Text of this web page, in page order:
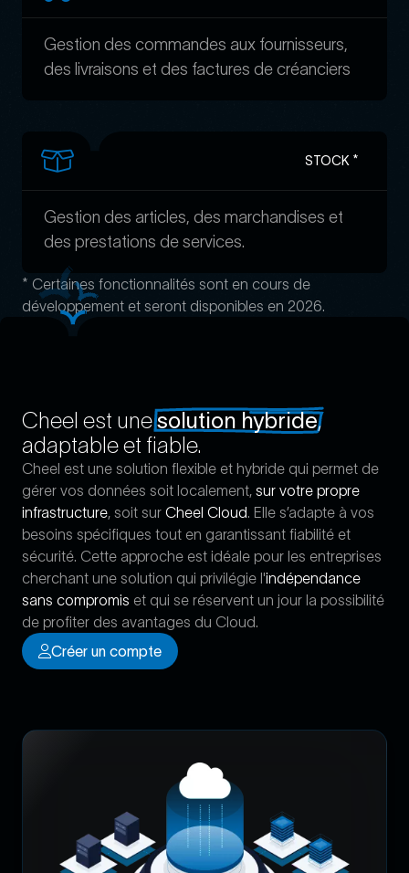
Gestion des commandes aux fournisseurs,
des livraisons et des factures de créanciers
STOCK *
Gestion des articles, des marchandises et
des prestations de services.
* Certaines fonctionnalités sont en cours de
développement et seront disponibles en 2026.
Cheel est unesolution hybride,
adaptable et fiable.
Cheel est une solution flexible et hybride qui permet de
gérer vos données soit localement, sur votre propre
infrastructure, soit sur Cheel Cloud. Elle s’adapte à vos
besoins spécifiques tout en garantissant fiabilité et
sécurité. Cette approche est idéale pour les entreprises
cherchant une solution qui privilégie l'indépendance
sans compromis et qui se réservent un jour la possibilité
de profiter des avantages du Cloud.
Créer un compte